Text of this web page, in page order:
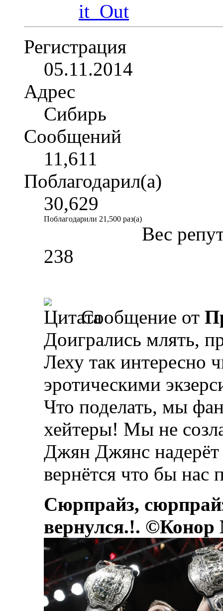
Регистрация
05.11.2014
Адрес
Сибирь
Сообщений
11,611
Поблагодарил(а)
30,629
Поблагодарили 21,500 раз(а)
Вес
238
Сообщение от
Доигрались млять,
Леху так интересно
эротическими
Что поделать, мы
хейтеры! Мы не
Джян Джянс надерёт
вернётся что бы нас
Сюрпрайз,
вернулся.!.